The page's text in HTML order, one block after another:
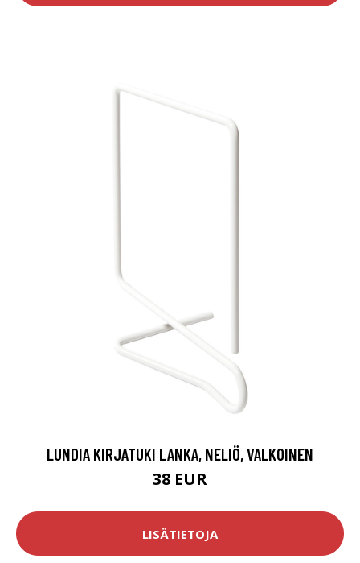
LUNDIA KIRJATUKI LANKA, NELIÖ, VALKOINEN
38 EUR
LISÄTIETOJA